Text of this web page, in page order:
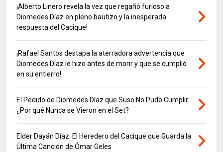
¡Alberto Linero revela la vez que regañó furioso a
Diomedes Díaz en pleno bautizo y la inesperada
respuesta del Cacique!
¡Rafael Santos destapa la aterradora advertencia que
Diomedes Díaz le hizo antes de morir y que se cumplió
en su entierro!
El Pedido de Diomedes Díaz que Suso No Pudo Cumplir:
¿Por qué Nunca se Vieron en el Set?
Elder Dayán Díaz: El Heredero del Cacique que Guarda la
Última Canción de Ómar Geles